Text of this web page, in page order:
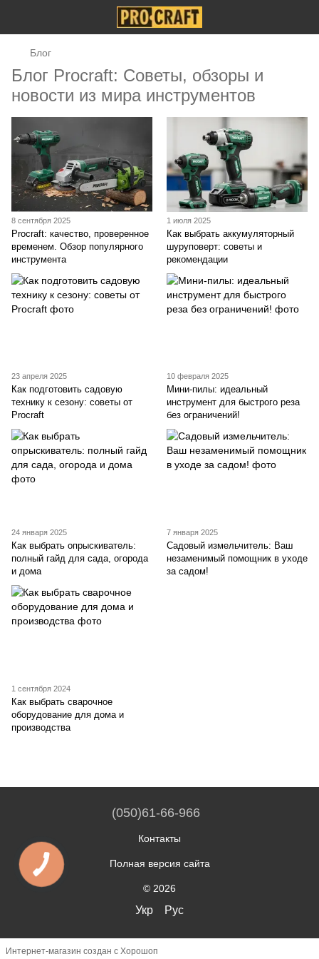
Блог
Блог Procraft: Советы, обзоры и
новости из мира инструментов
8 сентября 2025
Procraft: качество, проверенное
временем. Обзор популярного
инструмента
1 июля 2025
Как выбрать аккумуляторный
шуруповерт: советы и
рекомендации
23 апреля 2025
Как подготовить садовую
технику к сезону: советы от
Procraft
10 февраля 2025
Мини-пилы: идеальный
инструмент для быстрого реза
без ограничений!
24 января 2025
Как выбрать опрыскиватель:
полный гайд для сада, огорода
и дома
7 января 2025
Садовый измельчитель: Ваш
незаменимый помощник в уходе
за садом!
1 сентября 2024
Как выбрать сварочное
оборудование для дома и
производства
(050)61-66-966
Контакты
Полная версия сайта
© 2026
Укр Рус
Интернет-магазин создан с Хорошоп